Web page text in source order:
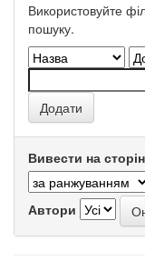
Використовуйте
пошуку.
Вивести на
Автори